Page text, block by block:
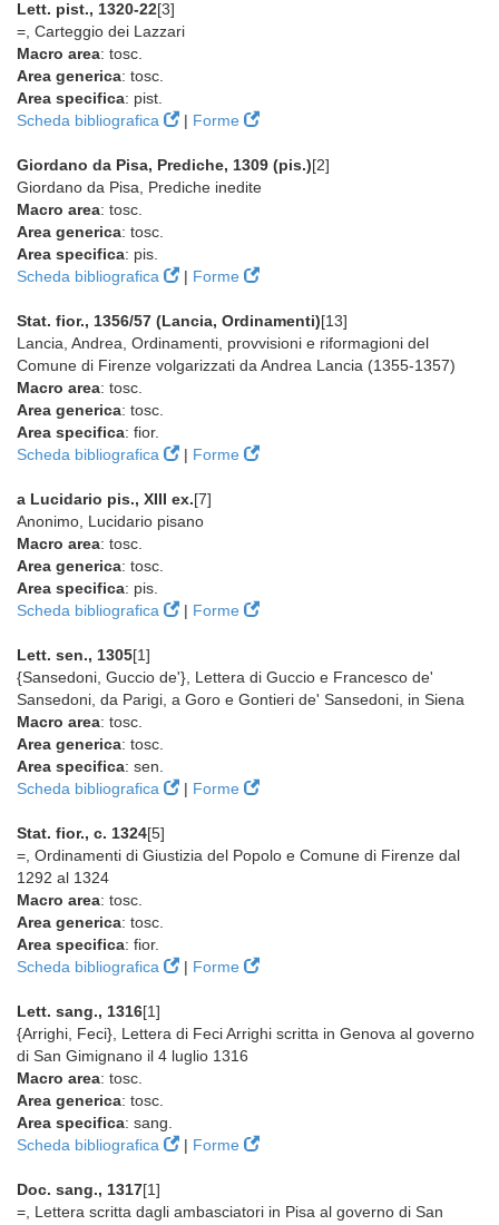
Lett. pist., 1320-22[3]
=, Carteggio dei Lazzari
Macro area: tosc.
Area generica: tosc.
Area specifica: pist.
Scheda bibliografica
| Forme
Giordano da Pisa, Prediche, 1309 (pis.)[2]
Giordano da Pisa, Prediche inedite
Macro area: tosc.
Area generica: tosc.
Area specifica: pis.
Scheda bibliografica
| Forme
Stat. fior., 1356/57 (Lancia, Ordinamenti)[13]
Lancia, Andrea, Ordinamenti, provvisioni e riformagioni del
Comune di Firenze volgarizzati da Andrea Lancia (1355-1357)
Macro area: tosc.
Area generica: tosc.
Area specifica: fior.
Scheda bibliografica
| Forme
a Lucidario pis., XIII ex.[7]
Anonimo, Lucidario pisano
Macro area: tosc.
Area generica: tosc.
Area specifica: pis.
Scheda bibliografica
| Forme
Lett. sen., 1305[1]
{Sansedoni, Guccio de'}, Lettera di Guccio e Francesco de'
Sansedoni, da Parigi, a Goro e Gontieri de' Sansedoni, in Siena
Macro area: tosc.
Area generica: tosc.
Area specifica: sen.
Scheda bibliografica
| Forme
Stat. fior., c. 1324[5]
=, Ordinamenti di Giustizia del Popolo e Comune di Firenze dal
1292 al 1324
Macro area: tosc.
Area generica: tosc.
Area specifica: fior.
Scheda bibliografica
| Forme
Lett. sang., 1316[1]
{Arrighi, Feci}, Lettera di Feci Arrighi scritta in Genova al governo
di San Gimignano il 4 luglio 1316
Macro area: tosc.
Area generica: tosc.
Area specifica: sang.
Scheda bibliografica
| Forme
Doc. sang., 1317[1]
=, Lettera scritta dagli ambasciatori in Pisa al governo di San